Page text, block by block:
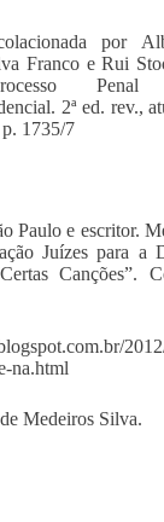
por
Franco e Rui
2ª ed. rev.,
1735/7
Paulo e escritor.
Juízes para a
Canções”.
na.html
Medeiros Silva.